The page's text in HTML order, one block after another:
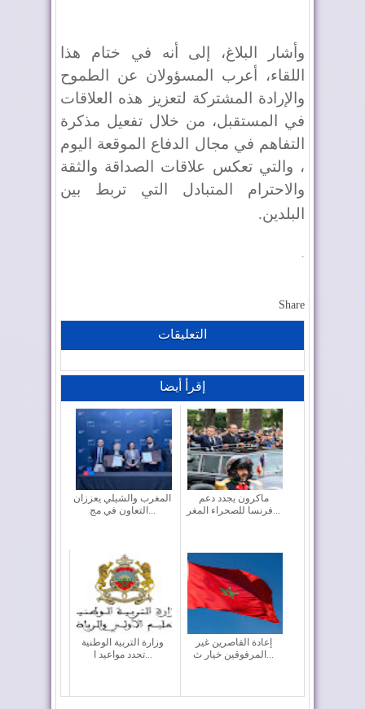
وأشار البلاغ، إلى أنه في ختام هذا
اللقاء، أعرب المسؤولان عن الطموح
والإرادة المشتركة لتعزيز هذه العلاقات
في المستقبل، من خلال تفعيل مذكرة
التفاهم في مجال الدفاع الموقعة اليوم
، والتي تعكس علاقات الصداقة والثقة
والاحترام المتبادل التي تربط بين
البلدين.
.
Share
التعليقات
إقرأ أيضا
المغرب والشيلي يعززان
التعاون في مج...
ماكرون يجدد دعم
فرنسا للصحراء المغر...
وزارة التربية الوطنية
تحدد مواعيد ا...
إعادة القاصرين غير
المرفوقين خيار ث...